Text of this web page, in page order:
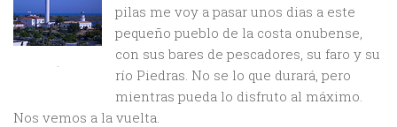
pilas me voy a pasar unos dias a este
pequeño pueblo de la costa onubense,
con sus bares de pescadores, su faro y su
río Piedras. No se lo que durará, pero
mientras pueda lo disfruto al máximo.
Nos vemos a la vuelta.